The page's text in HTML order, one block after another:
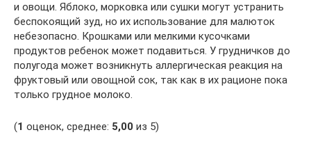
и овощи. Яблоко, морковка или сушки могут устранить
беспокоящий зуд, но их использование для малюток
небезопасно. Крошками или мелкими кусочками
продуктов ребенок может подавиться. У грудничков до
полугода может возникнуть аллергическая реакция на
фруктовый или овощной сок, так как в их рационе пока
только грудное молоко.
(1 оценок, среднее: 5,00 из 5)